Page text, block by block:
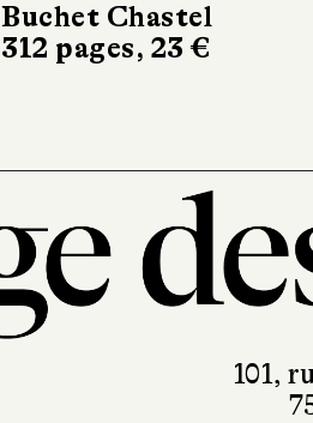
Buchet Chastel
312 pages, 23 €
Le Livre de
336 pages,
101,